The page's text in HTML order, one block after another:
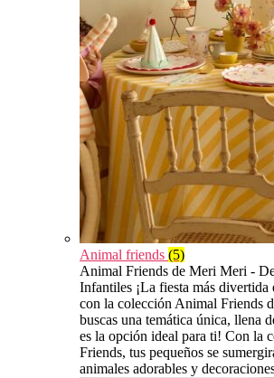
Animal friends (5)
Animal Friends de Meri Meri -
Infantiles ¡La fiesta más divertida
con la colección Animal Friends
buscas una temática única, llena
es la opción ideal para ti! Con la
Friends, tus pequeños se
animales adorables y